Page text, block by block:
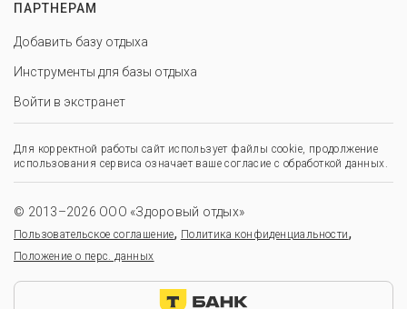
ПАРТНЕРАМ
Добавить базу отдыха
Инструменты для базы отдыха
Войти в экстранет
Для корректной работы сайт использует файлы cookie, продолжение
использования сервиса означает ваше согласие с обработкой данных.
© 2013–2026 ООО «Здоровый отдых»
Пользовательское соглашение, Политика конфиденциальности,
Положение о перс. данных